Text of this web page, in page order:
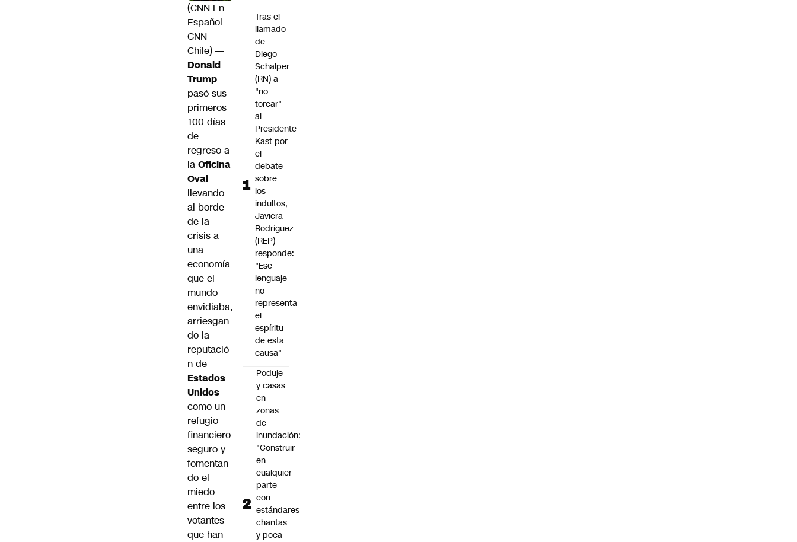
(CNN En
Español –
CNN
Chile) —
Donald
Trump
pasó sus
primeros
100 días
de
regreso a
la Oficina
Oval
llevando
al borde
de la
crisis a
una
economía
que el
mundo
envidiaba,
arriesgan
do la
reputació
n de
Estados
Unidos
como un
refugio
financiero
seguro y
fomentan
do el
miedo
entre los
votantes
que han
Tras el
llamado
de
Diego
Schalper
(RN) a
"no
torear"
al
Presidente
Kast por
el
debate
sobre
los
indultos,
Javiera
Rodríguez
(REP)
responde:
"Ese
lenguaje
no
representa
el
espíritu
de esta
causa"
Poduje
y casas
en
zonas
de
inundación:
"Construir
en
cualquier
parte
con
estándares
chantas
y poca